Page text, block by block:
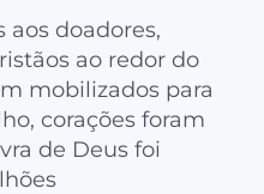
aos doadores,
ao redor do
mobilizados para
corações foram
de Deus foi